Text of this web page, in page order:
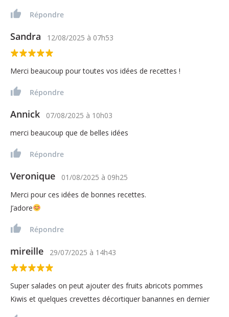
Répondre
Sandra 12/08/2025 à 07h53
Merci beaucoup pour toutes vos idées de recettes !
Répondre
Annick 07/08/2025 à 10h03
merci beaucoup que de belles idées
Répondre
Veronique 01/08/2025 à 09h25
Merci pour ces idées de bonnes recettes.
J’adore
Répondre
mireille 29/07/2025 à 14h43
Super salades on peut ajouter des fruits abricots pommes
Kiwis et quelques crevettes décortiquer banannes en dernier